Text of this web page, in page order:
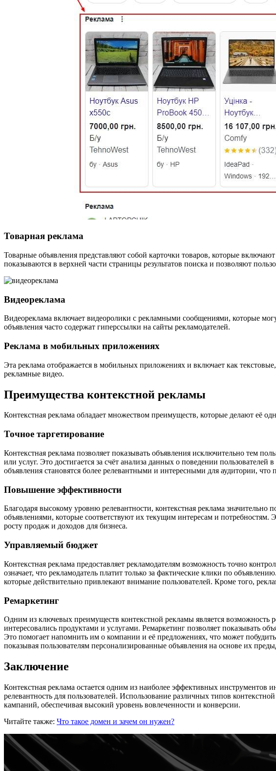
Товарная реклама
Товарные объявления представляют собой карточки товаров, которые
показываются в верхней части страницы результатов поиска и позволяют
Видеореклама
Видеореклама включает видеоролики с рекламными сообщениями, которые
объявления часто содержат гиперссылки на сайты рекламодателей.
Реклама в мобильных приложениях
Эта реклама отображается в мобильных приложениях и включает как
рекламные видео.
Преимущества контекстной рекламы
Контекстная реклама обладает множеством преимуществ, которые делают её
Точное таргетирование
Контекстная реклама позволяет показывать объявления исключительно тем
или услуг. Это достигается за счёт анализа данных о поведении
объявления становятся более релевантными и интересными для аудитории, что
Повышение эффективности
Благодаря высокому уровню релевантности, контекстная реклама
объявлениями, которые соответствуют их текущим интересам и
росту продаж и доходов для бизнеса.
Управляемый бюджет
Контекстная реклама предоставляет рекламодателям возможность точно
означает, что рекламодатель платит только за фактические клики по
которые действительно привлекают внимание пользователей. Кроме того,
Ремаркетинг
Одним из ключевых преимуществ контекстной рекламы является возможность
интересовались продуктами и услугами. Ремаркетинг позволяет показывать
Это помогает напомнить им о компании и её предложениях, что может
показывая пользователям персонализированные объявления на основе их
Заключение
Контекстная реклама остается одним из наиболее эффективных инструментов
релевантность для пользователей. Использование различных типов
кампаний, обеспечивая высокий уровень вовлеченности и конверсии.
Читайте также: Что такое домен и зачем он нужен?